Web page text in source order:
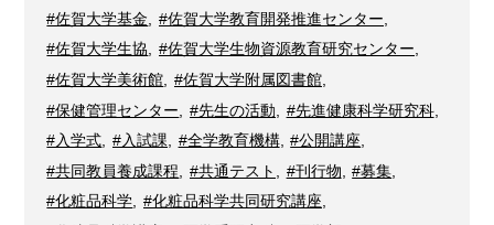
#佐賀大学基金
#佐賀大学教育開発推進センター
#佐賀大学生協, #佐賀大学生物資源教育研究センター,
#佐賀大学美術館
#佐賀大学附属図書館,
#保健管理センター
#先生の活動 #先進健康科学研究科,
#入学式
#入試課 #全学教育機構, #公開講座
#共同教員養成課程
#共通テスト #刊行物 #募集
#化粧品科学, #化粧品科学共同研究講座,